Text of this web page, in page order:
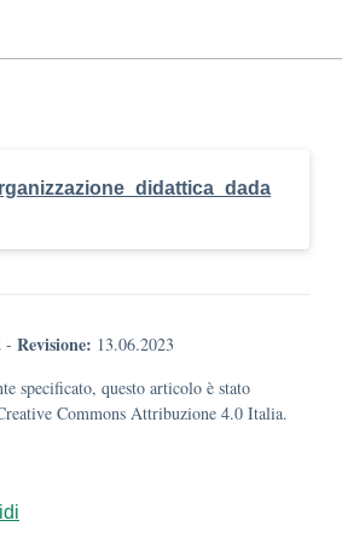
- Revisione: 13.06.2023
specificato, questo articolo è stato
Commons Attribuzione 4.0 Italia.